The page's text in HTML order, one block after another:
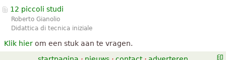
12 piccoli studi
Roberto Gianolio
Didattica di tecnica iniziale
Klik hier om een stuk aan te vragen.